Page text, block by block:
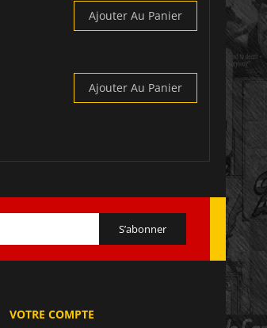
Ajouter Au Panier
Ajouter Au Panier
VOTRE COMPTE